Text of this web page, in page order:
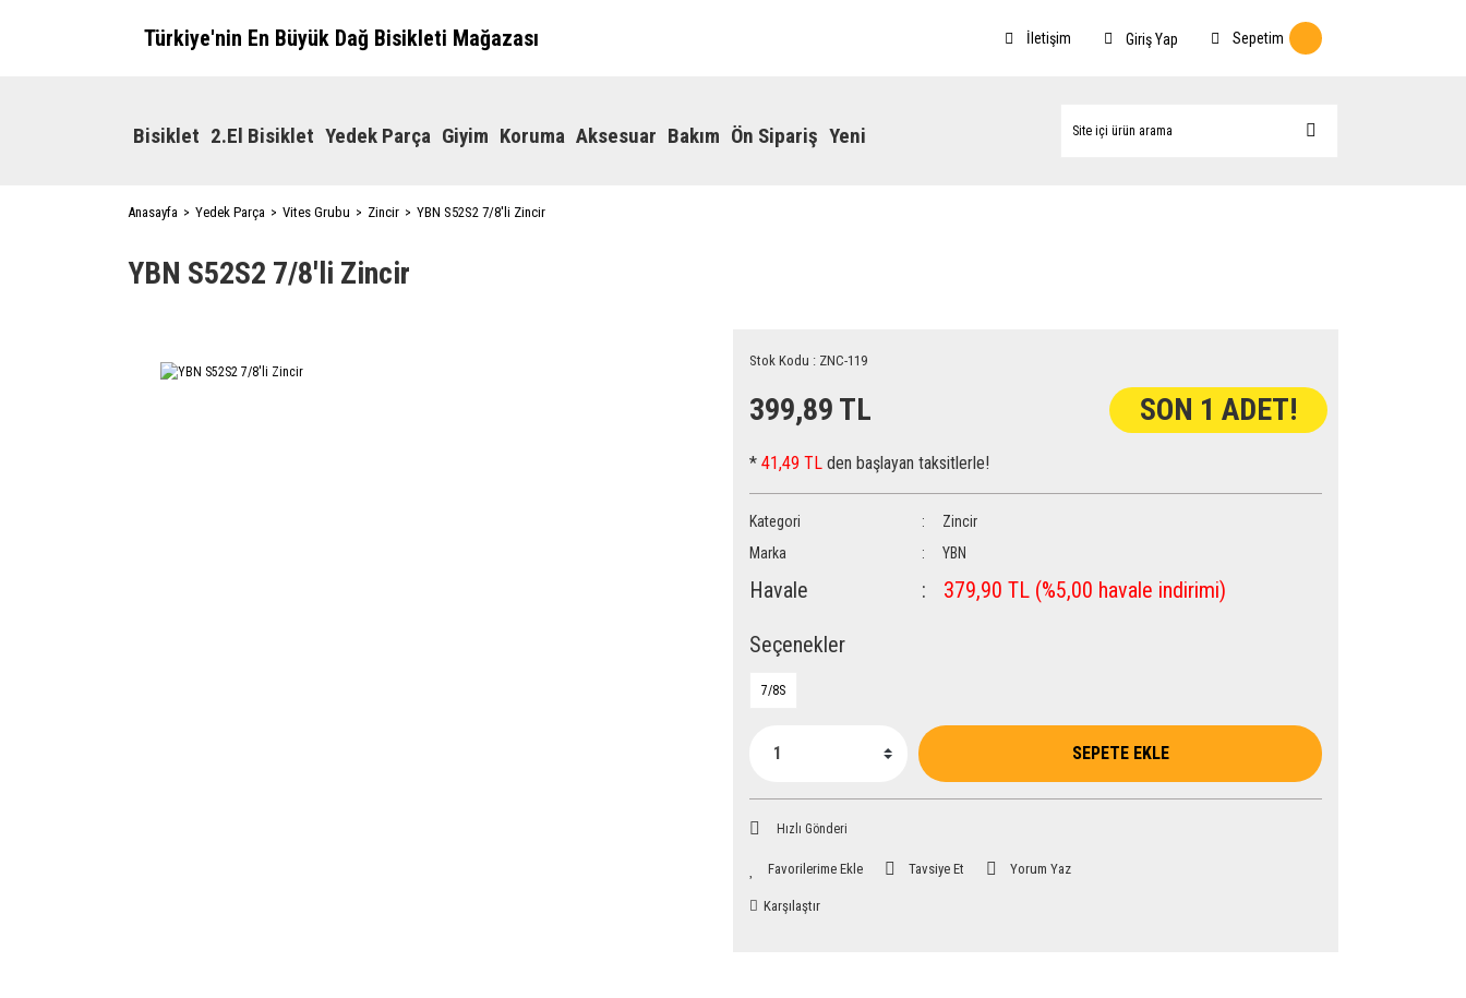
Türkiye'nin En Büyük Dağ Bisikleti Mağazası İletişim Giriş Yap Sepetim
Bisiklet 2.El Bisiklet Yedek Parça Giyim Koruma Aksesuar Bakım Ön Sipariş Yeni
Anasayfa Yedek Parça Vites Grubu Zincir YBN S52S2 7/8'li Zincir
YBN S52S2 7/8'li Zincir
Stok Kodu : ZNC-119
399,89 TL SON 1 ADET!
* 41,49 TL den başlayan taksitlerle!
Kategori
Zincir
Marka
YBN
Havale 379,90 TL (%5,00 havale indirimi)
Seçenekler
7/8S
SEPETE EKLE
Hızlı Gönderi
Tavsiye Et Yorum Yaz
Karşılaştır